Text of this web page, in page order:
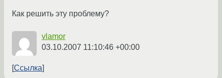
Как решить эту проблему?
vlamor
03.10.2007 11:10:46 +00:00
Ссылка